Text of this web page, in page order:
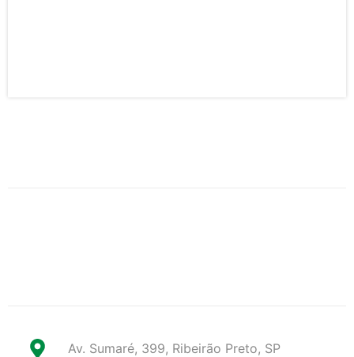
Av. Sumaré, 399, Ribeirão Preto, SP